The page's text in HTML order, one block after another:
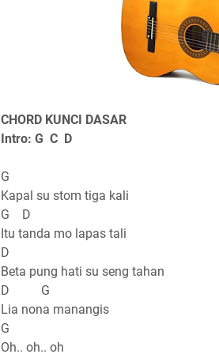
CHORD KUNCI DASAR
Intro: G C D
G
Kapal su stom tiga kali
G D
Itu tanda mo lapas tali
D
Beta pung hati su seng tahan
D G
Lia nona manangis
G
Oh.. oh.. oh